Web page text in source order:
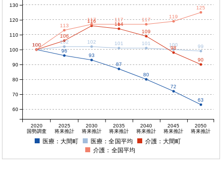
100
96
93
87
80
72
63
100
102 102 101 101 100 99
100
106
116
114
109
98
90
100
113
117 117 117
119
125
2020
国勢調査
2025
将来推計
2030
将来推計
2035
将来推計
2040
将来推計
2045
将来推計
2050
将来推計
60
70
80
90
100
110
120
130
医療：大間町 医療：全国平均
介護：大間町
介護：全国平均